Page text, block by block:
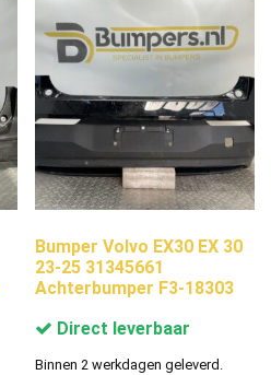
Bumper Volvo EX30 EX 30
23-25 31345661
Achterbumper F3-18303
Direct leverbaar
Binnen 2 werkdagen geleverd.